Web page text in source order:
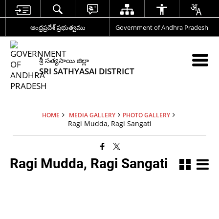
ఆంధ్రప్రదేశ్ ప్రభుత్వము Government of Andhra Pradesh
శ్రీ సత్యసాయి జిల్లా
SRI SATHYASAI DISTRICT
HOME MEDIA GALLERY PHOTO GALLERY
Ragi Mudda, Ragi Sangati
Ragi Mudda, Ragi Sangati